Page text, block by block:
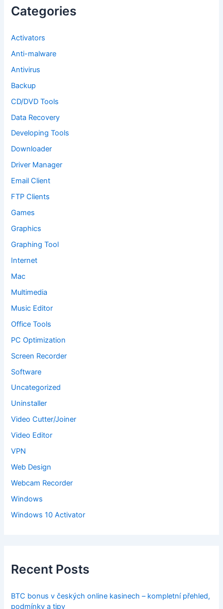
f
o
:
Categories
Activators
Anti-malware
Antivirus
Backup
CD/DVD Tools
Data Recovery
Developing Tools
Downloader
Driver Manager
Email Client
FTP Clients
Games
Graphics
Graphing Tool
Internet
Mac
Multimedia
Music Editor
Office Tools
PC Optimization
Screen Recorder
Software
Uncategorized
Uninstaller
Video Cutter/Joiner
Video Editor
VPN
Web Design
Webcam Recorder
Windows
Windows 10 Activator
Recent Posts
BTC bonus v českých online kasinech – kompletní přehled,
podmínky a tipy